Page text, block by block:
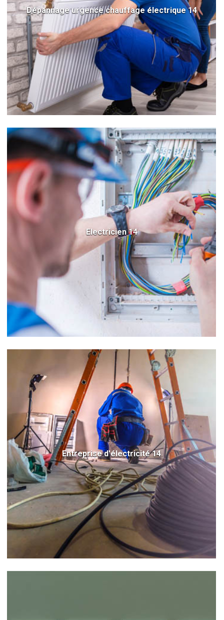
Dépannage urgence chauffage électrique 14
Electricien 14
Entreprise d'électricité 14